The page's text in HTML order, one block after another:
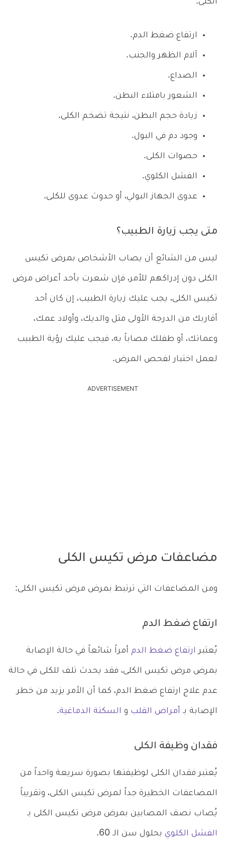
ارتفاع ضغط الدم.
آلام الظهر والجنب.
الصداع.
الشعور بامتلاء البطن.
زيادة حجم البطن، نتيجة تضخم الكلى.
وجود دم في البول.
حصوات الكلى.
الفشل الكلوي.
عدوى الجهاز البولي، أو حدوث عدوى للكلى.
متى يجب زيارة الطبيب؟
ليس من الشائع أن يصاب الأشخاص بمرض تكيس
الكلى دون إدراكهم للأمر، فإن شعرت بأحد أعراض مرض
تكيس الكلى، يجب عليك زيارة الطبيب، إن كان أحد
أقاربك من الدرجة الأولى مثل والديك، وأولاد عمك،
وعماتك، أو طفلك مصاباً به، فيجب عليك رؤية الطبيب
لعمل اختبار لفحص المرض.
ADVERTISEMENT
مضاعفات مرض تكيس الكلى
ومن المضاعفات التي ترتبط بمرض مرض تكيس الكلى:
ارتفاع ضغط الدم
يُعتبر ارتفاع ضغط الدم أمراً شائعاً في حالة الإصابة
بمرض مرض تكيس الكلى، فقد يحدث تلف للكلى في حالة
عدم علاج ارتفاع ضغط الدم، كما أن الأمر يزيد من خطر
الإصابة بـ أمراض القلب و السكتة الدماغية.
فقدان وظيفة الكلى
يُعتبر فقدان الكلى لوظيفتها بصورة سريعة واحداً من
المضاعفات الخطيرة جداً لمرض تكيس الكلى، وتقريباً
يُصاب نصف المصابين بمرض مرض تكيس الكلى بـ
الفشل الكلوي بحلول سن الـ 60.